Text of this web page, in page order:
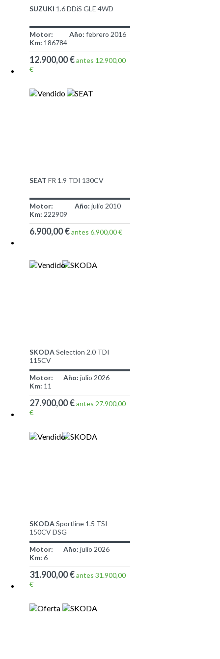
SUZUKI 1.6 DDiS GLE 4WD
Motor: Año: febrero 2016
Km: 186784
12.900,00 €antes 12.900,00
€
SEAT FR 1.9 TDI 130CV
Motor: Año: julio 2010
Km: 222909
6.900,00 €antes 6.900,00 €
SKODASelection 2.0 TDI
115CV
Motor: Año: julio 2026
Km: 11
27.900,00 €antes 27.900,00
€
SKODASportline 1.5 TSI
150CV DSG
Motor: Año: julio 2026
Km: 6
31.900,00 €antes 31.900,00
€